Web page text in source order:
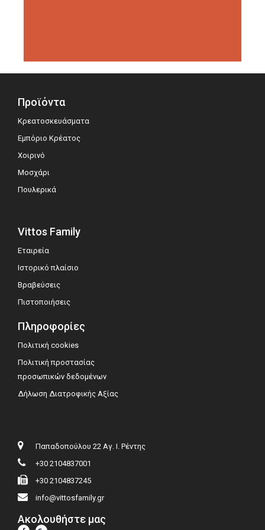
Προϊόντα
Κρεατοσκευάσματα
Εμπόριο Κρέατος
Χοιρινό
Μοσχάρι
Πουλερικά
Vittos Family
Εταιρεία
Ιστορικό πλαίσιο
Βραβεύσεις
Πιστοποιήσεις
Πληροφορίες
Πολιτική cookies
Πολιτική προστασίας
προσωπικών δεδομένων
Δήλωση Διατροφικής Αξίας
Παπαδοπούλου 22 Αγ. Ι. Ρέντης
+30 2104837001
+30 2104837245
info@vittosfamily.gr
Ακολουθήστε μας